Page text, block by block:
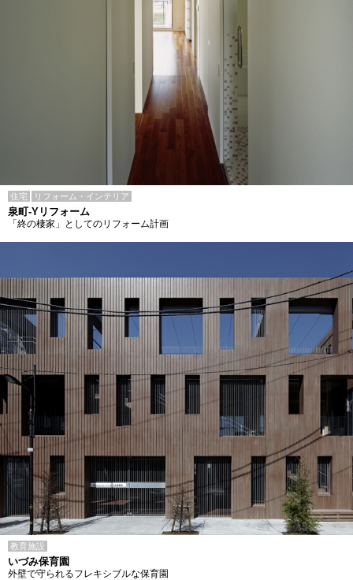
住宅 リフォーム・インテリア
泉町-Yリフォーム
「終の棲家」としてのリフォーム計画
教育施設
いづみ保育園
外壁で守られるフレキシブルな保育園